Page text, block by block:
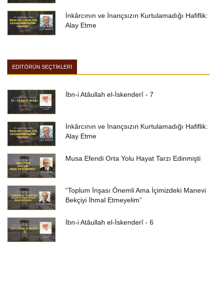
İnkârcının ve İnançsızın Kurtulamadığı Hafiflik:
Alay Etme
EDİTÖRÜN SEÇTİKLERİ
İbn-i Atâullah el-İskenderî - 7
İnkârcının ve İnançsızın Kurtulamadığı Hafiflik:
Alay Etme
Musa Efendi Orta Yolu Hayat Tarzı Edinmişti
“Toplum İnşası Önemli Ama İçimizdeki Manevi
Bekçiyi İhmal Etmeyelim”
İbn-i Atâullah el-İskenderî - 6